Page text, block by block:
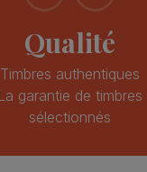
Qualité
Timbres authentiques
La garantie de timbres
sélectionnés